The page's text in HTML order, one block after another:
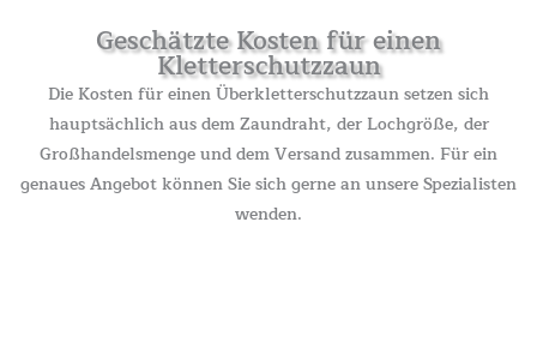
Geschätzte Kosten für einen
Kletterschutzzaun
Die Kosten für einen Überkletterschutzzaun setzen sich
hauptsächlich aus dem Zaundraht, der Lochgröße, der
Großhandelsmenge und dem Versand zusammen. Für ein
genaues Angebot können Sie sich gerne an unsere Spezialisten
wenden.